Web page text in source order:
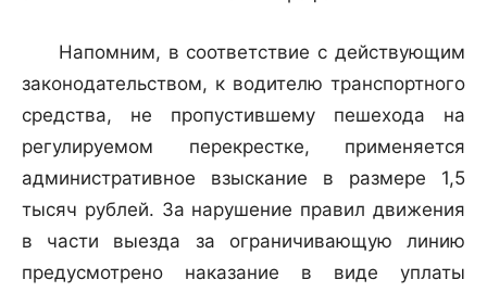
Напомним, в соответствие с действующим
законодательством, к водителю транспортного
средства, не пропустившему пешехода на
регулируемом перекрестке, применяется
административное взыскание в размере 1,5
тысяч рублей. За нарушение правил движения
в части выезда за ограничивающую линию
предусмотрено наказание в виде уплаты